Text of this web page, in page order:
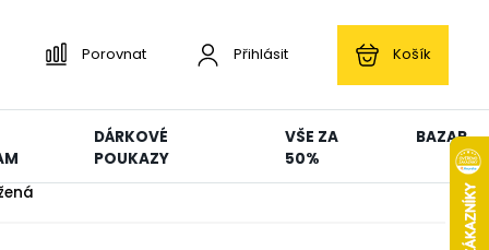
Porovnat Přihlásit Košík
DÁRKOVÉ
POUKAZY
VŠE ZA
50%
BAZAR